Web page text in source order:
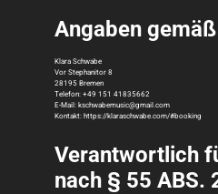
Angaben
Klara Schwabe
Vor Stephanitor 8
28195 Bremen
Telefon: +49 151 41835662
E-Mail: kschwabemusic@gmail.com
Kontakt: https://klaraschwabe.com/#booking
Verantwortlich
nach § 55 ABS.